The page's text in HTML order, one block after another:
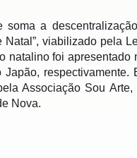
soma a
Natal”, viabilizado pela
natalino foi
Associação Sou
Nova.